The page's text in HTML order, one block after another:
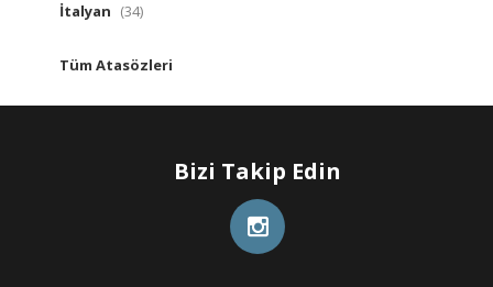
İtalyan (34)
Tüm Atasözleri
Bizi Takip Edin